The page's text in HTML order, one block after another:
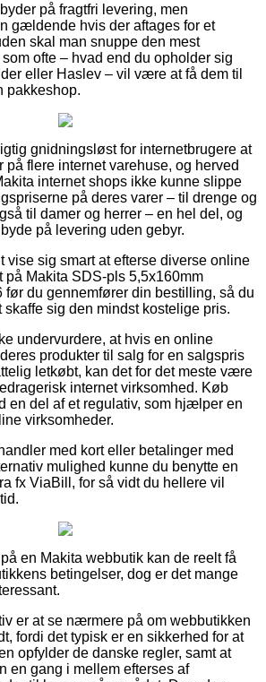
på fragtfri levering, men
gældende hvis der aftages for et
skal man snuppe den mest
ofte – hvad end du opholder sig
eller Haslev – vil være at få dem til
pakkeshop.
gnidningsløst for internetbrugere at
på flere internet varehuse, og herved
internet shops ikke kunne slippe
på deres varer – til drenge og
til damer og herrer – en hel del, og
på levering uden gebyr.
vise sig smart at efterse diverse online
på Makita SDS-pls 5,5x160mm
før du gennemfører din bestilling, så du
skaffe sig den mindst kostelige pris.
undervurdere, at hvis en online
produkter til salg for en salgspris
letkøbt, kan det for det meste være
internet virksomhed. Køb
en del af et regulativ, som hjælper en
virksomheder.
med kort eller betalinger med
mulighed kunne du benytte en
fx ViaBill, for så vidt du hellere vil
en Makita webbutik kan de reelt få
betingelser, dog er det mange
er at se nærmere på om webbutikken
fordi det typisk er en sikkerhed for at
opfylder de danske regler, samt at
en gang i mellem efterses af